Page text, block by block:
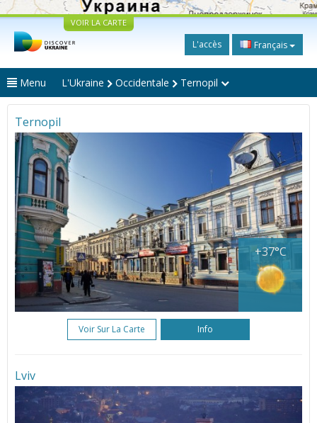
VOIR LA CARTE
L'accès Français
Menu L'Ukraine Occidentale Ternopil
Ternopil
+37°C
Voir Sur La Carte Info
Lviv